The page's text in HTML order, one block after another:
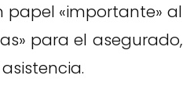
papel «importante» al
para el asegurado,